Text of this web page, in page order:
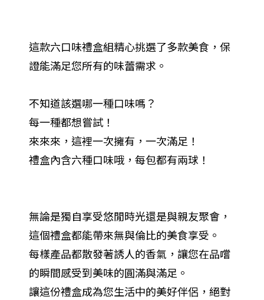
這款六口味禮盒組精心挑選了多款美食，保
證能滿足您所有的味蕾需求。
不知道該選哪一種口味嗎？
每一種都想嘗試！
來來來，這裡一次擁有，一次滿足！
禮盒內含六種口味哦，每包都有兩球！
無論是獨自享受悠閒時光還是與親友聚會，
這個禮盒都能帶來無與倫比的美食享受。
每樣產品都散發著誘人的香氣，讓您在品嚐
的瞬間感受到美味的圓滿與滿足。
讓這份禮盒成為您生活中的美好伴侶，絕對